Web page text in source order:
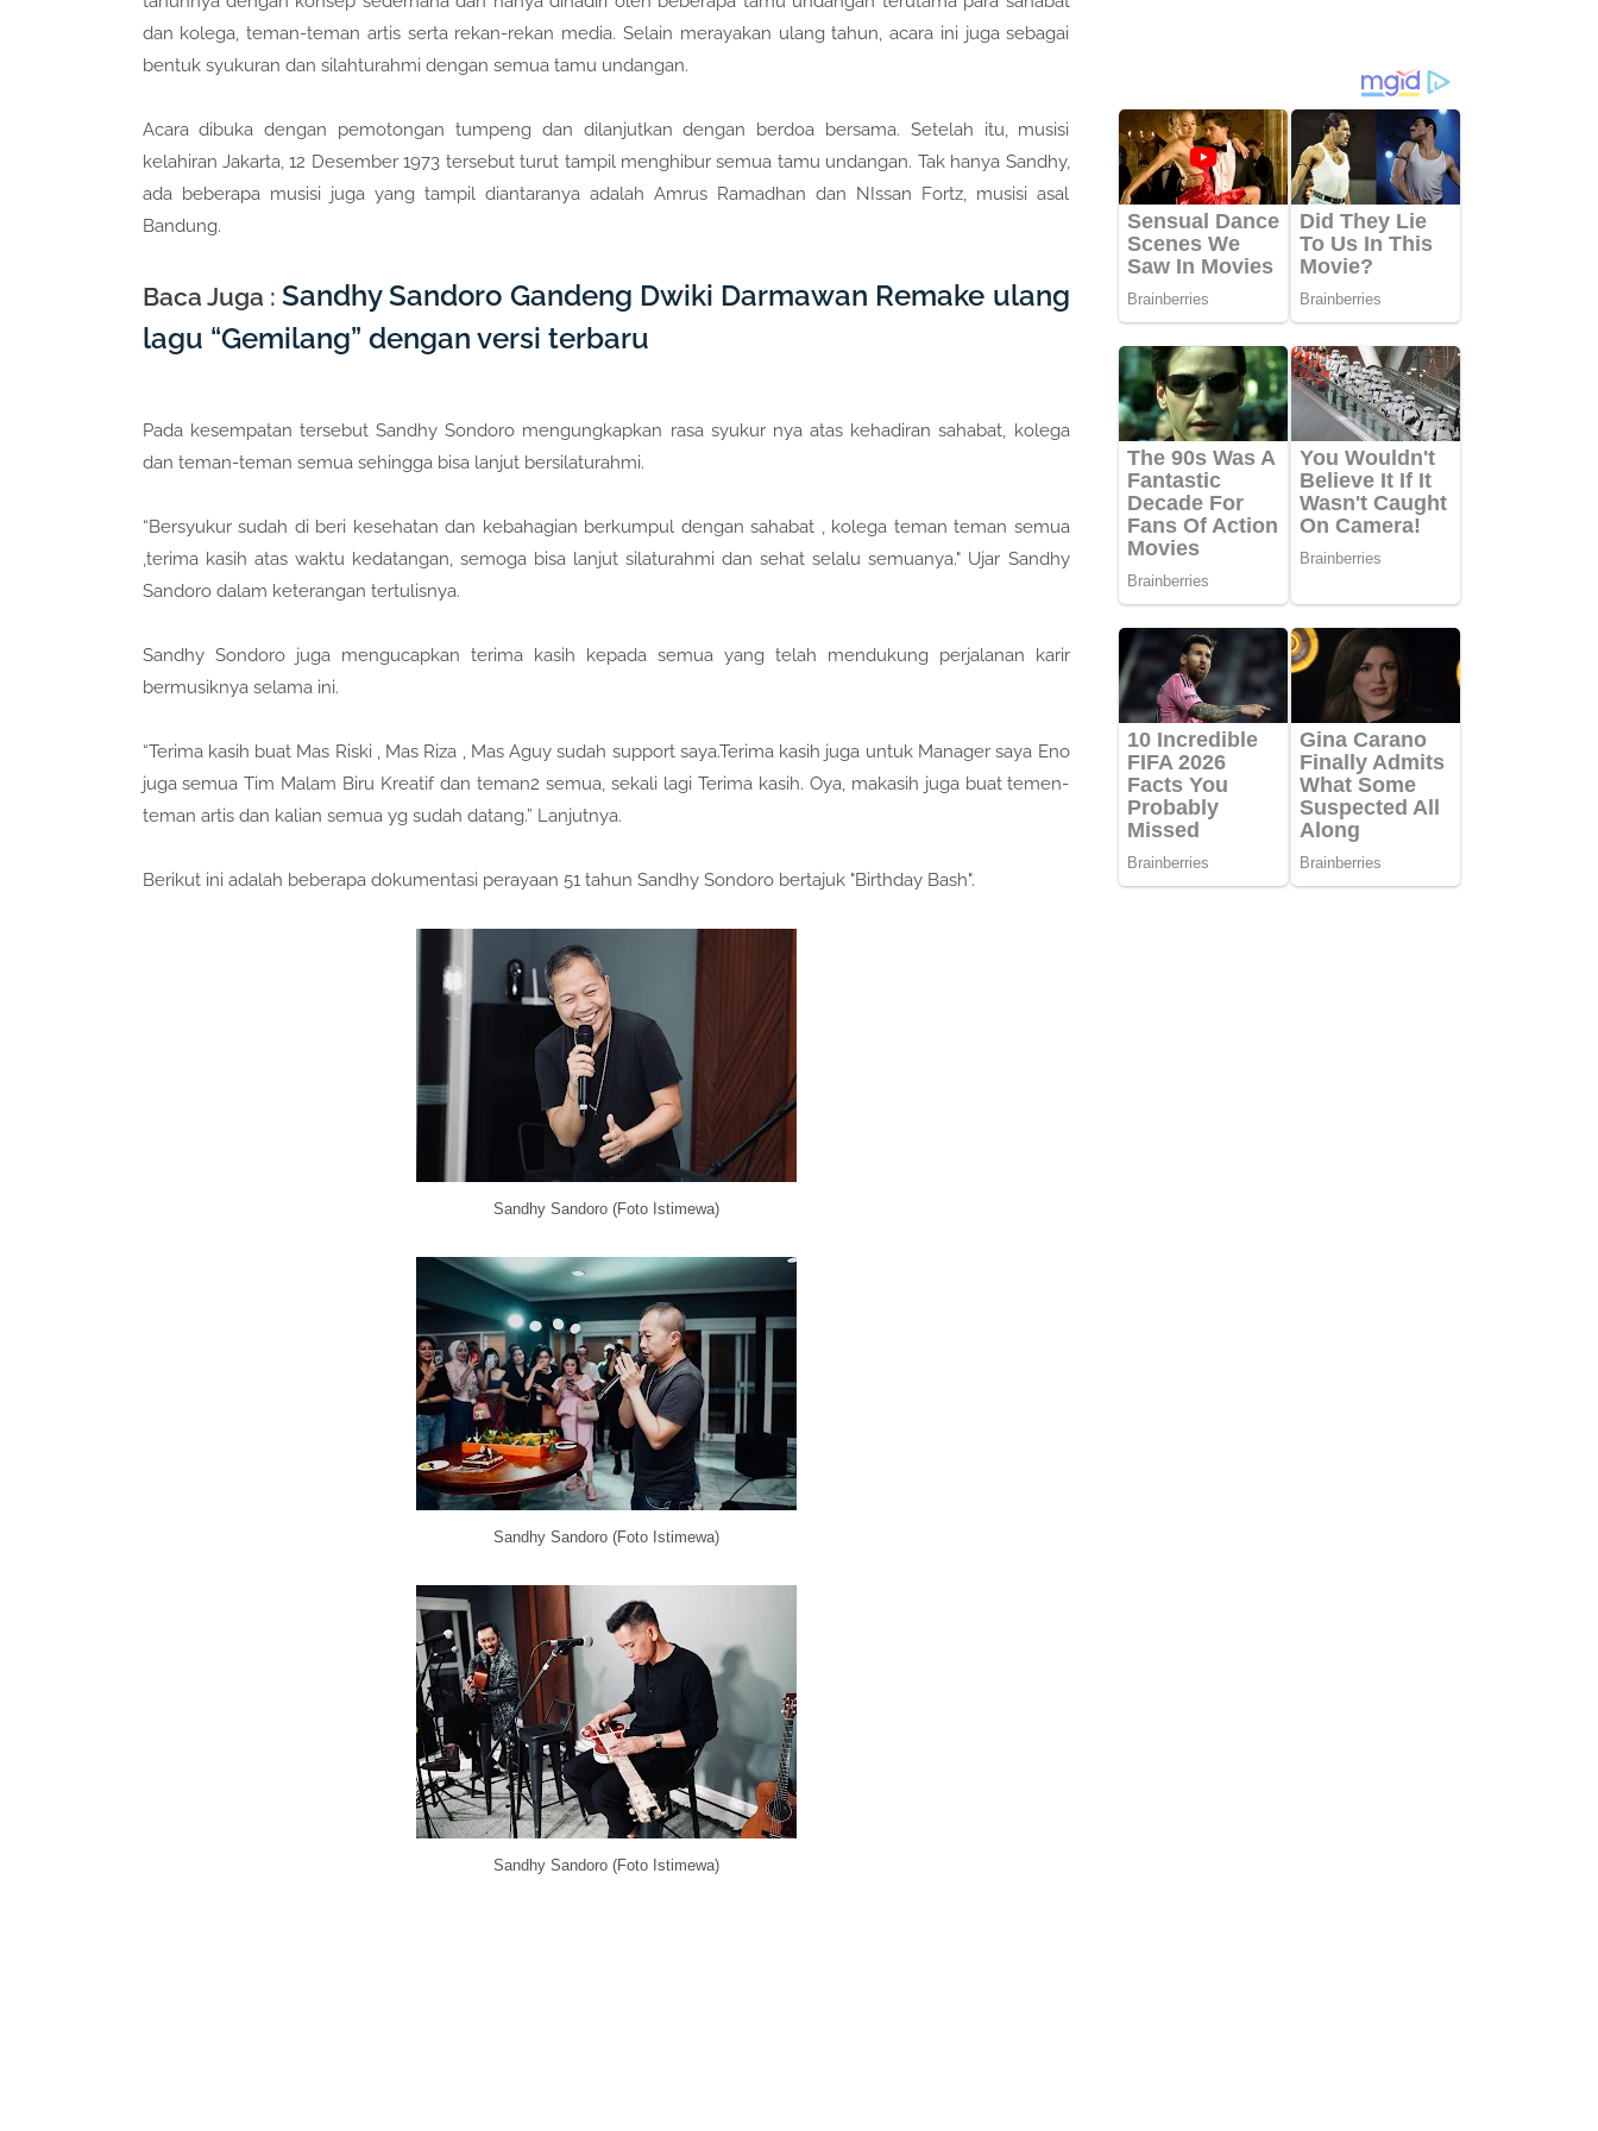
dan kolega, teman-teman artis serta rekan-rekan media. Selain merayakan ulang tahun, acara ini juga sebagai
bentuk syukuran dan silahturahmi dengan semua tamu undangan.
Acara dibuka dengan pemotongan tumpeng dan dilanjutkan dengan berdoa bersama. Setelah itu, musisi
kelahiran Jakarta, 12 Desember 1973 tersebut turut tampil menghibur semua tamu undangan. Tak hanya Sandhy,
ada beberapa musisi juga yang tampil diantaranya adalah Amrus Ramadhan dan NIssan Fortz, musisi asal
Bandung.
Baca Juga :Sandhy Sandoro Gandeng Dwiki Darmawan Remake ulang
lagu “Gemilang” dengan versi terbaru
Pada kesempatan tersebut Sandhy Sondoro mengungkapkan rasa syukur nya atas kehadiran sahabat, kolega
dan teman-teman semua sehingga bisa lanjut bersilaturahmi.
“Bersyukur sudah di beri kesehatan dan kebahagian berkumpul dengan sahabat , kolega teman teman semua
,terima kasih atas waktu kedatangan, semoga bisa lanjut silaturahmi dan sehat selalu semuanya." Ujar Sandhy
Sandoro dalam keterangan tertulisnya.
Sandhy Sondoro juga mengucapkan terima kasih kepada semua yang telah mendukung perjalanan karir
bermusiknya selama ini.
“Terima kasih buat Mas Riski , Mas Riza , Mas Aguy sudah support saya.Terima kasih juga untuk Manager saya Eno
juga semua Tim Malam Biru Kreatif dan teman2 semua, sekali lagi Terima kasih. Oya, makasih juga buat temen-
teman artis dan kalian semua yg sudah datang.” Lanjutnya.
Berikut ini adalah beberapa dokumentasi perayaan 51 tahun Sandhy Sondoro bertajuk "Birthday Bash".
Sandhy Sandoro (Foto Istimewa)
Sandhy Sandoro (Foto Istimewa)
Sandhy Sandoro (Foto Istimewa)